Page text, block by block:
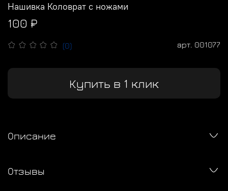
(0) арт. 001077
Нашивка Коловрат с ножами
100 ₽
Купить в 1 клик
Описание
Отзывы